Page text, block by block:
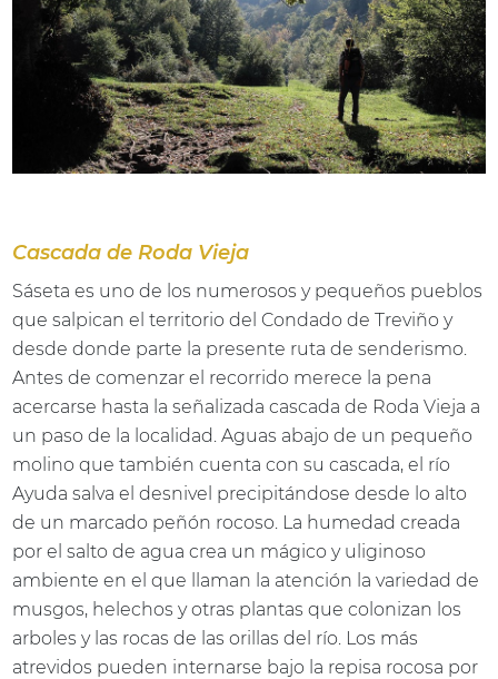
Cascada de Roda Vieja
Sáseta es uno de los numerosos y pequeños pueblos
que salpican el territorio del Condado de Treviño y
desde donde parte la presente ruta de senderismo.
Antes de comenzar el recorrido merece la pena
acercarse hasta la señalizada cascada de Roda Vieja a
un paso de la localidad. Aguas abajo de un pequeño
molino que también cuenta con su cascada, el río
Ayuda salva el desnivel precipitándose desde lo alto
de un marcado peñón rocoso. La humedad creada
por el salto de agua crea un mágico y uliginoso
ambiente en el que llaman la atención la variedad de
musgos, helechos y otras plantas que colonizan los
arboles y las rocas de las orillas del río. Los más
atrevidos pueden internarse bajo la repisa rocosa por